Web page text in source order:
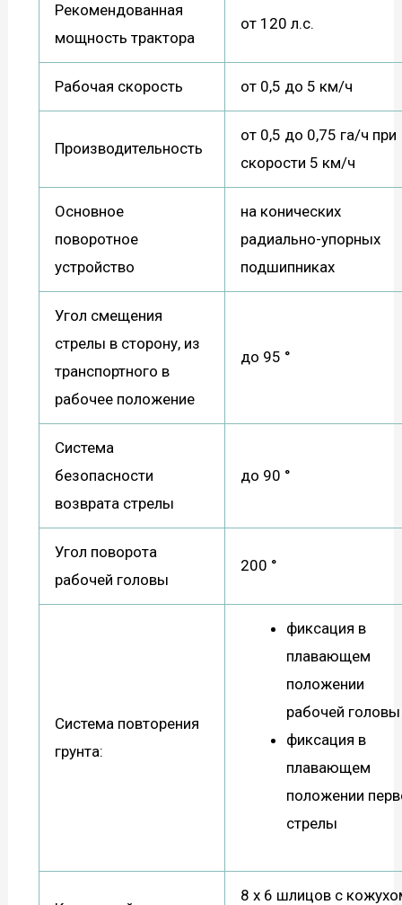
Рекомендованная
мощность трактора
от 120 л.с.
Рабочая скорость от 0,5 до 5 км/ч
Производительность
от 0,5 до 0,75 га/ч при
скорости 5 км/ч
Основное
поворотное
устройство
на конических
радиально-упорных
подшипниках
Угол смещения
стрелы в сторону, из
транспортного в
рабочее положение
до 95 °
Система
безопасности
возврата стрелы
до 90 °
Угол поворота
рабочей головы
200 °
Система повторения
грунта:
фиксация в
плавающем
положении
рабочей головы
фиксация в
плавающем
положении
стрелы
8 х 6 шлицов с